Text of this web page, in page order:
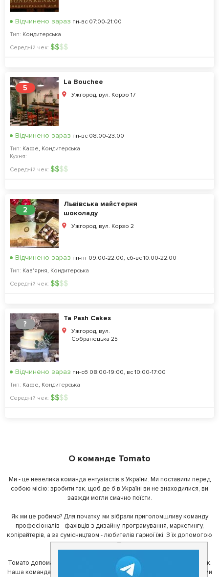
Відчинено зараз пн-вс 07:00-21:00
Тип: Кондитерська
Середній чек: $$$$
5
La Bouchee
Ужгород, вул. Корзо 17
Відчинено зараз пн-вс 08:00-23:00
Тип: Кафе, Кондитерська
Кухня:
Середній чек: $$$$
2
Львівська майстерня
шоколаду
Ужгород, вул. Корзо 2
Відчинено зараз пн-пт 09:00-22:00, сб-вс 10:00-22:00
Тип: Кав'ярня, Кондитерська
Середній чек: $$$$
?
Ta Pash Cakes
Ужгород, вул.
Собранецька 25
Відчинено зараз пн-сб 08:00-19:00, вс 10:00-17:00
Тип: Кафе, Кондитерська
Середній чек: $$$$
О команде Tomato
Ми - це невелика команда ентузіастів з України. Ми поставили перед
собою місію: зробити так, щоб де б в Україні ви не знаходилися, ви
завжди могли смачно поїсти.
Як ми це робимо? Для початку, ми зібрали приголомшливу команду
професіоналів - фахівців з дизайну, програмування, маркетингу,
копірайтерів, а за сумісництвом - любителів гарної їжі. З їх допомогою
ми створили Томато.
Томато допомагає своїм користувачам знайти цікаві місця неподалік.
Наша команда регулярно зв'язується з ресторанами - таким чином ми